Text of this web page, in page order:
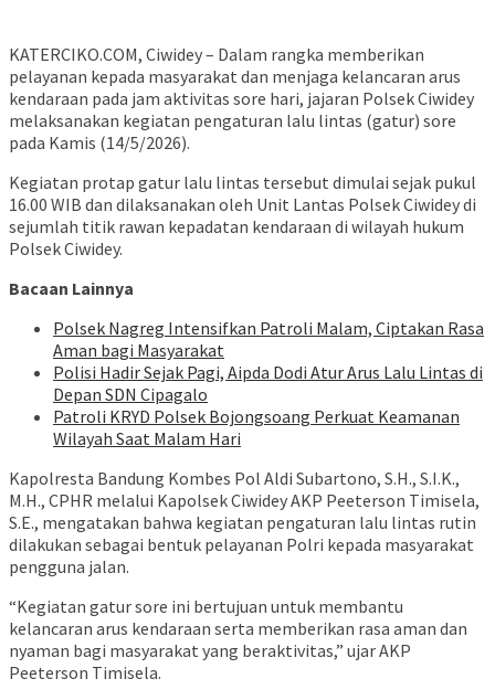
KATERCIKO.COM, Ciwidey – Dalam rangka memberikan
pelayanan kepada masyarakat dan menjaga kelancaran arus
kendaraan pada jam aktivitas sore hari, jajaran Polsek Ciwidey
melaksanakan kegiatan pengaturan lalu lintas (gatur) sore
pada Kamis (14/5/2026).
Kegiatan protap gatur lalu lintas tersebut dimulai sejak pukul
16.00 WIB dan dilaksanakan oleh Unit Lantas Polsek Ciwidey di
sejumlah titik rawan kepadatan kendaraan di wilayah hukum
Polsek Ciwidey.
Bacaan Lainnya
Polsek Nagreg Intensifkan Patroli Malam, Ciptakan Rasa
Aman bagi Masyarakat
Polisi Hadir Sejak Pagi, Aipda Dodi Atur Arus Lalu Lintas di
Depan SDN Cipagalo
Patroli KRYD Polsek Bojongsoang Perkuat Keamanan
Wilayah Saat Malam Hari
Kapolresta Bandung Kombes Pol Aldi Subartono, S.H., S.I.K.,
M.H., CPHR melalui Kapolsek Ciwidey AKP Peeterson Timisela,
S.E., mengatakan bahwa kegiatan pengaturan lalu lintas rutin
dilakukan sebagai bentuk pelayanan Polri kepada masyarakat
pengguna jalan.
“Kegiatan gatur sore ini bertujuan untuk membantu
kelancaran arus kendaraan serta memberikan rasa aman dan
nyaman bagi masyarakat yang beraktivitas,” ujar AKP
Peeterson Timisela.